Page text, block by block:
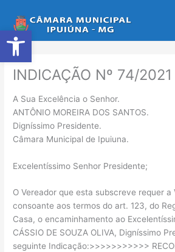
Abrir a barra de ferramentas
para
o
conteúdo
INDICAÇÃO Nº 74/2021
A Sua Excelência o Senhor.
ANTÔNIO MOREIRA DOS SANTOS.
Digníssimo Presidente.
Câmara Municipal de Ipuiuna.
Excelentíssimo Senhor Presidente;
O Vereador que esta subscreve requer a
consoante aos termos do art. 123, do
Casa, o encaminhamento ao
CÁSSIO DE SOUZA OLIVA, Digníssimo
seguinte Indicação:>>>>>>>>>>>